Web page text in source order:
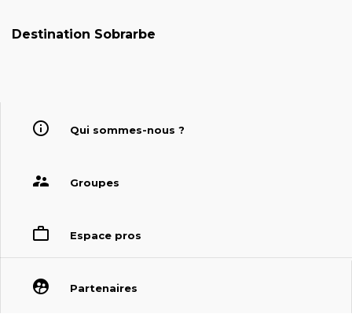
Destination Sobrarbe
Qui sommes-nous ?
Groupes
Espace pros
Partenaires